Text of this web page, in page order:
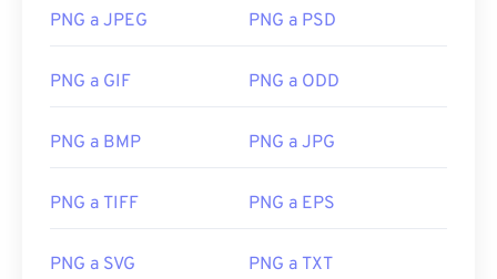
PNG a JPEG PNG a PSD
PNG a GIF PNG a ODD
PNG a BMP PNG a JPG
PNG a TIFF PNG a EPS
PNG a SVG PNG a TXT